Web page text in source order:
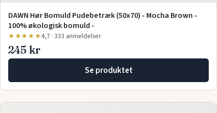
DAWN Hør Bomuld Pudebetræk (50x70) - Mocha Brown -
100% økologisk bomuld -
★★★★★4,7 · 333 anmeldelser
245 kr
Se produktet